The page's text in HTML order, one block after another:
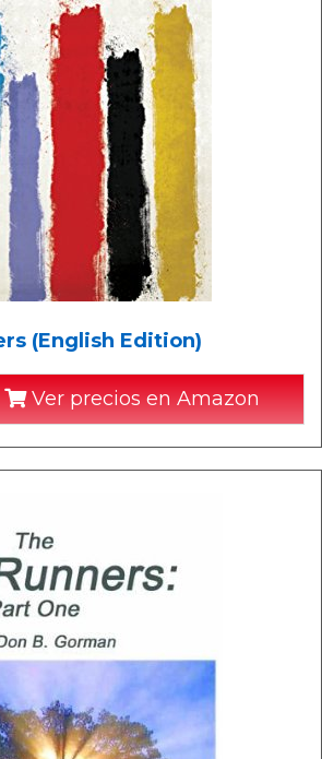
(English Edition)
Ver precios en Amazon